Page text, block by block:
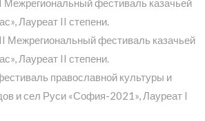
Межрегиональный фестиваль казачьей
Лауреат II степени.
Межрегиональный фестиваль казачьей
Лауреат II степени.
православной культуры и
и сел Руси «София-2021», Лауреат I